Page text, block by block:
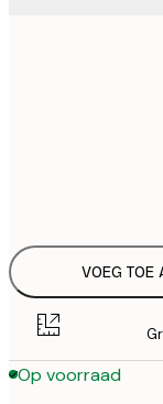
VOEG TOE
Op voorraad